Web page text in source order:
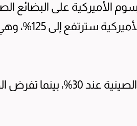
في حين كانت الرسوم